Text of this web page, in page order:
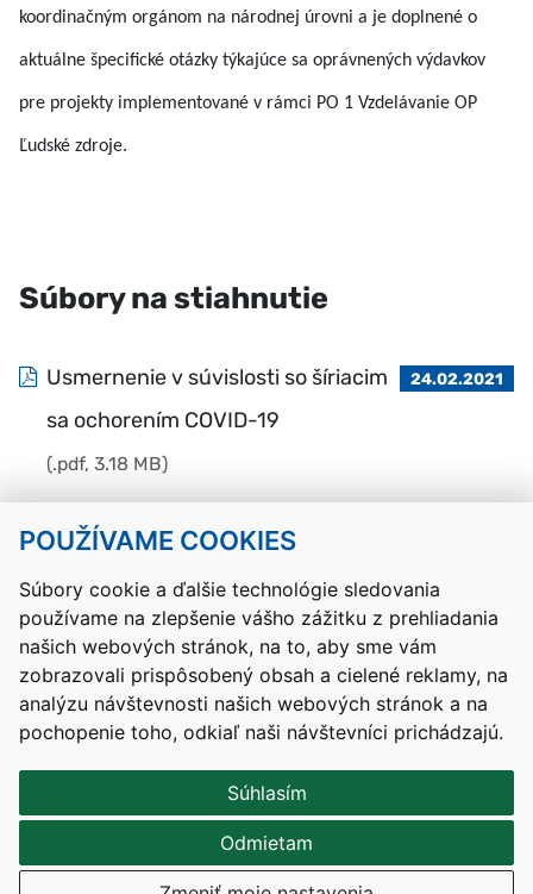
POUŽÍVAME COOKIES
Súbory cookie a ďalšie technológie sledovania
používame na zlepšenie vášho zážitku z prehliadania
našich webových stránok, na to, aby sme vám
zobrazovali prispôsobený obsah a cielené reklamy, na
analýzu návštevnosti našich webových stránok a na
pochopenie toho, odkiaľ naši návštevníci prichádzajú.
Súhlasím
Odmietam
koordinačným orgánom na národnej úrovni a je doplnené o
aktuálne špecifické otázky týkajúce sa oprávnených výdavkov
pre projekty implementované v rámci PO 1 Vzdelávanie OP
Ľudské zdroje.
Súbory na stiahnutie
Usmernenie v súvislosti so šíriacim
sa ochorením COVID-19
(.pdf, 3.18 MB)
24.02.2021
Kontakty Mapa stránky RSS
Vyhlásenie o prístupnosti
Nastavenia cookies
Prevádzkovateľom služby je Ministerstvo školstva, výskumu,
vývoja a mládeže Slovenskej republiky.